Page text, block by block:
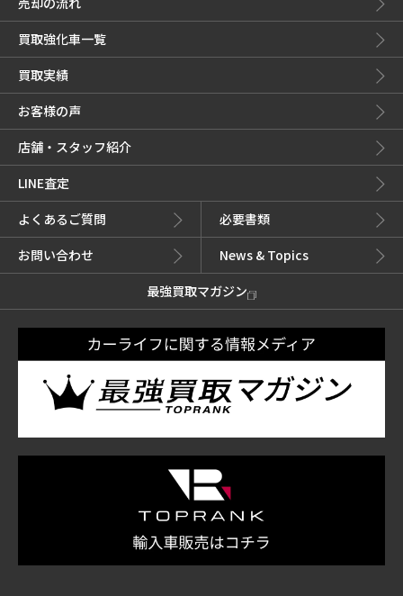
買取強化車一覧
買取実績
お客様の声
店舗・スタッフ紹介
LINE査定
よくあるご質問
必要書類
お問い合わせ
News & Topics
最強買取マガジン